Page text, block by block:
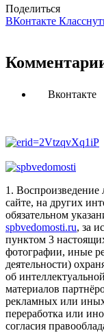
Поделиться
ВКонтакте
Вконтакте
1.
сайте, на других
обязательном
spbvedomosti.ru, за
пунктом 3
фотографии, иные
деятельности)
об
материалов
рекламных или
переработка или
согласия